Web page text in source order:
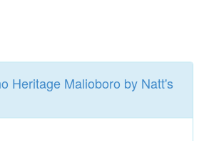
Heritage Malioboro by Natt's